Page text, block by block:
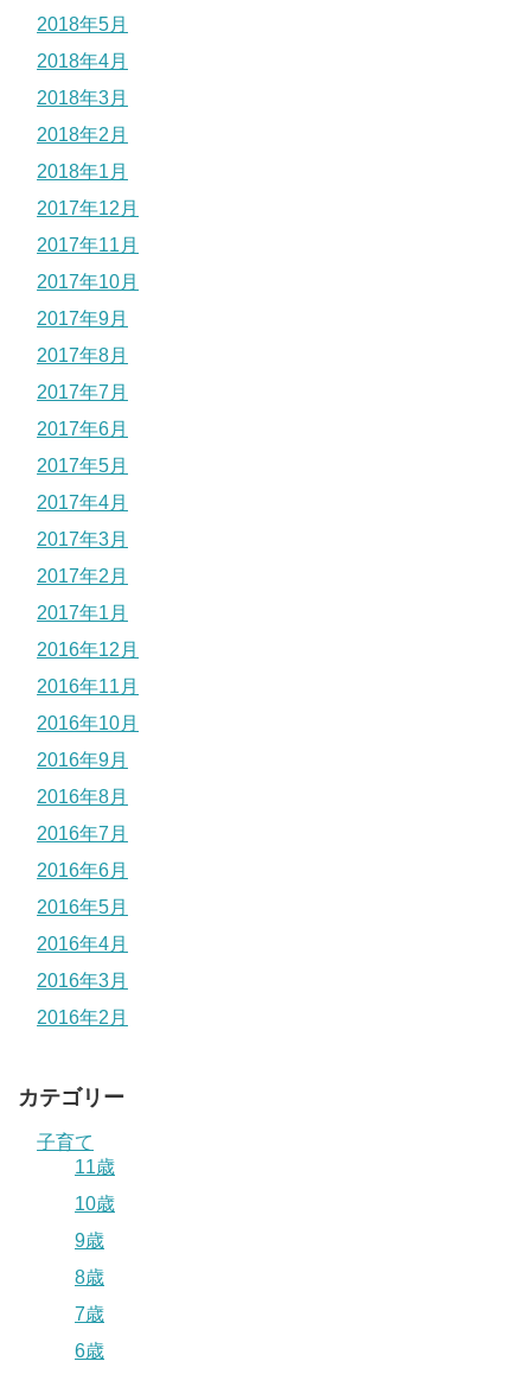
2018年5月
2018年4月
2018年3月
2018年2月
2018年1月
2017年12月
2017年11月
2017年10月
2017年9月
2017年8月
2017年7月
2017年6月
2017年5月
2017年4月
2017年3月
2017年2月
2017年1月
2016年12月
2016年11月
2016年10月
2016年9月
2016年8月
2016年7月
2016年6月
2016年5月
2016年4月
2016年3月
2016年2月
カテゴリー
子育て
11歳
10歳
9歳
8歳
7歳
6歳